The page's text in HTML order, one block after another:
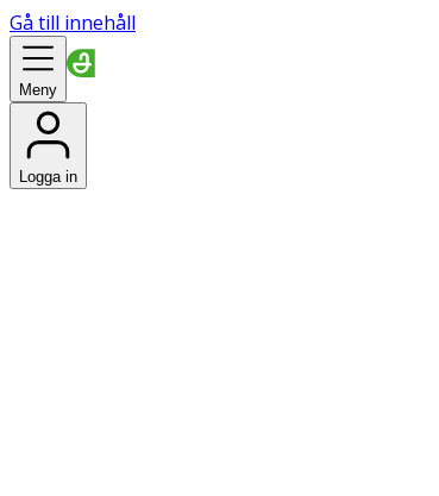
Gå till innehåll
Meny
Logga in